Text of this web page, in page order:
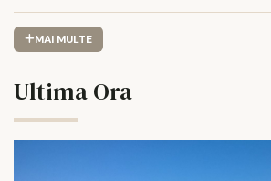
MAI MULTE
Ultima Ora